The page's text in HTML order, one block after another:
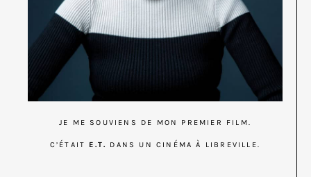
JE ME SOUVIENS DE MON PREMIER FILM.
C’ÉTAIT E.T. DANS UN CINÉMA À LIBREVILLE.